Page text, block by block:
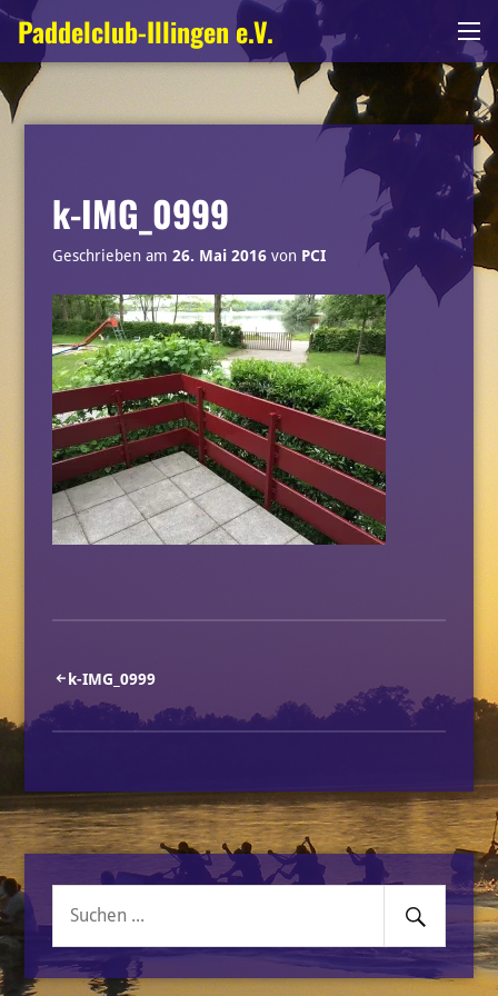
Zum
Inhalt
springen
Paddelclub-Illingen e.V.
k-IMG_0999
Geschrieben am 26. Mai 2016von PCI
Beitragsnavigation
k-IMG_0999
Suche
Senden